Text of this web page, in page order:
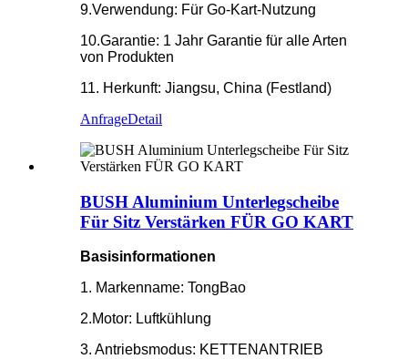
9.Verwendung: Für Go-Kart-Nutzung
10.Garantie: 1 Jahr Garantie für alle Arten
von Produkten
11. Herkunft: Jiangsu, China (Festland)
AnfrageDetail
BUSH Aluminium Unterlegscheibe
Für Sitz Verstärken FÜR GO KART
Basisinformationen
1. Markenname: TongBao
2.Motor: Luftkühlung
3. Antriebsmodus: KETTENANTRIEB